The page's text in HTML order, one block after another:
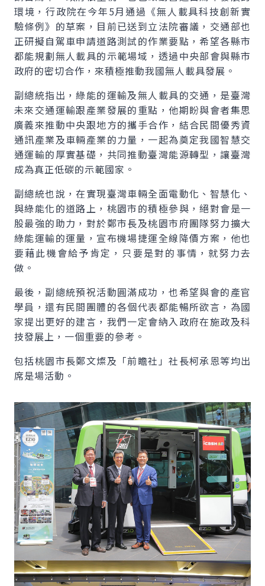
環境，行政院在今年5月通過《無人載具科技創新實
驗條例》的草案，目前已送到立法院審議，交通部也
正研擬自駕車申請道路測試的作業要點，希望各縣市
都能規劃無人載具的示範場域，透過中央部會與縣市
政府的密切合作，來積極推動我國無人載具發展。
副總統指出，綠能的運輸及無人載具的交通，是臺灣
未來交通運輸跟產業發展的重點，他期盼與會者集思
廣義來推動中央跟地方的攜手合作，結合民間優秀資
通訊產業及車輛產業的力量，一起為奠定我國智慧交
通運輸的厚實基礎，共同推動臺灣能源轉型，讓臺灣
成為真正低碳的示範國家。
副總統也說，在實現臺灣車輛全面電動化、智慧化、
與綠能化的道路上，桃園市的積極參與，絕對會是一
股最強的助力，對於鄭市長及桃園市府團隊努力擴大
綠能運輸的運量，宣布機場捷運全線降價方案，他也
要藉此機會給予肯定，只要是對的事情，就努力去
做。
最後，副總統預祝活動圓滿成功，也希望與會的產官
學員，還有民間團體的各個代表都能暢所欲言，為國
家提出更好的建言，我們一定會納入政府在施政及科
技發展上，一個重要的參考。
包括桃園市長鄭文燦及「前瞻社」社長柯承恩等均出
席是場活動。